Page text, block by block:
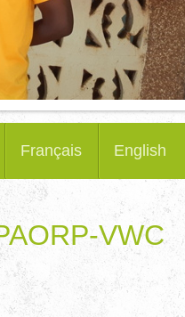
Français English
VWC